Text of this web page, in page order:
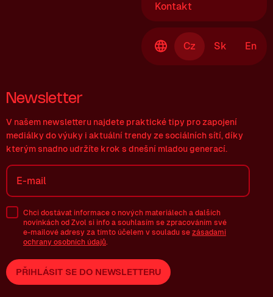
Kontakt
Cz Sk En
Newsletter
V našem newsletteru najdete praktické tipy pro zapojení
mediálky do výuky i aktuální trendy ze sociálních sítí, díky
kterým snadno udržíte krok s dnešní mladou generací.
Chci dostávat informace o nových materiálech a dalších
novinkách od Zvol si info a souhlasím se zpracováním své
e-mailové adresy za tímto účelem v souladu se zásadami
ochrany osobních údajů.
PŘIHLÁSIT SE DO NEWSLETTERU